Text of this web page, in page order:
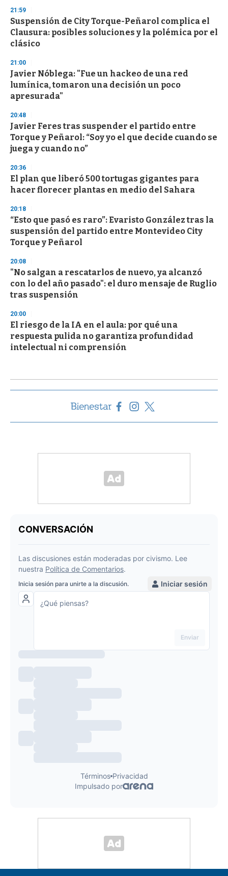
s
e
c
o
n
s
21:59
Suspensión de City Torque-Peñarol complica el
Clausura: posibles soluciones y la polémica por el
clásico
21:00
Javier Nóblega: "Fue un hackeo de una red
lumínica, tomaron una decisión un poco
apresurada"
20:48
Javier Feres tras suspender el partido entre
Torque y Peñarol: “Soy yo el que decide cuando se
juega y cuando no”
20:36
El plan que liberó 500 tortugas gigantes para
hacer florecer plantas en medio del Sahara
20:18
“Esto que pasó es raro”: Evaristo González tras la
suspensión del partido entre Montevideo City
Torque y Peñarol
20:08
"No salgan a rescatarlos de nuevo, ya alcanzó
con lo del año pasado": el duro mensaje de Ruglio
tras suspensión
20:00
El riesgo de la IA en el aula: por qué una
respuesta pulida no garantiza profundidad
intelectual ni comprensión